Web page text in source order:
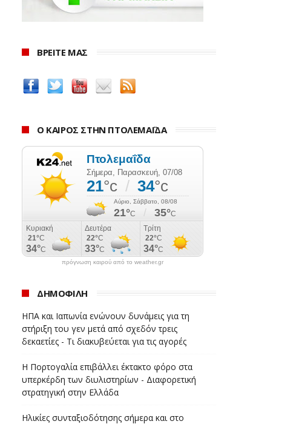
ΒΡΕΙΤΕ ΜΑΣ
Ο ΚΑΙΡΟΣ ΣΤΗΝ ΠΤΟΛΕΜΑΪΔΑ
πρόγνωση καιρού από το weather.gr
ΔΗΜΟΦΙΛΗ
ΗΠΑ και Ιαπωνία ενώνουν δυνάμεις για τη
στήριξη του γεν μετά από σχεδόν τρεις
δεκαετίες - Τι διακυβεύεται για τις αγορές
Η Πορτογαλία επιβάλλει έκτακτο φόρο στα
υπερκέρδη των διυλιστηρίων - Διαφορετική
στρατηγική στην Ελλάδα
Ηλικίες συνταξιοδότησης σήμερα και στο